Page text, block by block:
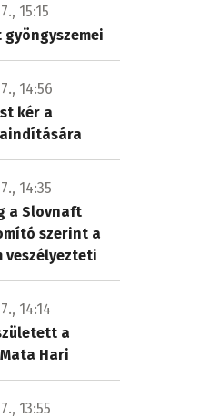
15:15
14:56
kér a
14:35
a Slovnaft
szerint a
veszélyezteti
14:14
a
Hari
13:55